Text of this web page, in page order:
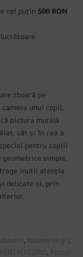
cel puțin 500 RON
lucrătoare
zboară pe
unui copil.
pictura murală
cât și în cea a
pentru copiii
simple,
inutil atenția
delicate și, prin
, Nuanțe de gri,
PENTRU COPII, Picturi